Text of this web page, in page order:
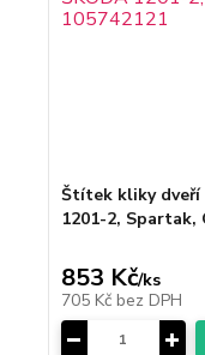
Štítek kliky dveří
1201-2, Spartak,
853 Kč/ks
705 Kč bez DPH